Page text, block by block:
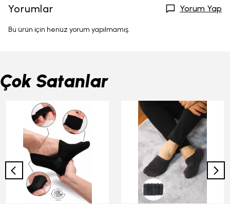
Yorumlar Yorum Yap
Bu ürün için henüz yorum yapılmamış.
Çok Satanlar